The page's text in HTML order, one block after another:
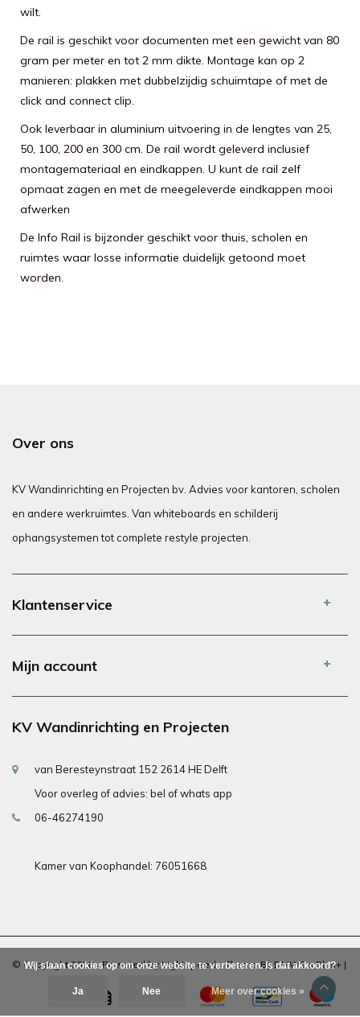
wilt.
De rail is geschikt voor documenten met een gewicht van 80
gram per meter en tot 2 mm dikte. Montage kan op 2
manieren: plakken met dubbelzijdig schuimtape of met de
click and connect clip.
Ook leverbaar in aluminium uitvoering in de lengtes van 25,
50, 100, 200 en 300 cm. De rail wordt geleverd inclusief
montagemateriaal en eindkappen. U kunt de rail zelf
opmaat zagen en met de meegeleverde eindkappen mooi
afwerken
De Info Rail is bijzonder geschikt voor thuis, scholen en
ruimtes waar losse informatie duidelijk getoond moet
worden.
Over ons
KV Wandinrichting en Projecten bv. Advies voor kantoren, scholen
en andere werkruimtes. Van whiteboards en schilderij
ophangsystemen tot complete restyle projecten.
Klantenservice
Mijn account
KV Wandinrichting en Projecten
van Beresteynstraat 152 2614 HE Delft
Voor overleg of advies: bel of whats app
06-46274190
Kamer van Koophandel: 76051668
© Copyright 2026 - Powered byLightspeed- Theme By DMWSxPlus+ |
Wij slaan cookies op om onze website te verbeteren. Is dat akkoord?
Ja Nee Meer over cookies »